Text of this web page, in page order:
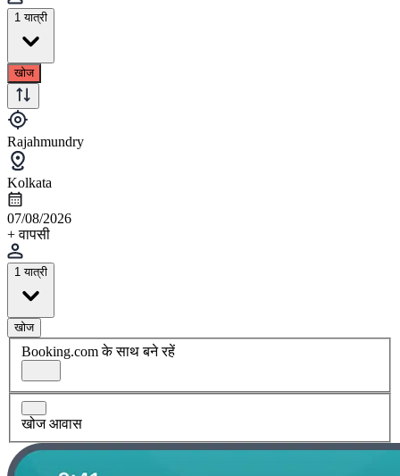
1 यात्री
खोज
Rajahmundry
Kolkata
07/08/2026
+ वापसी
1 यात्री
खोज
Booking.com के साथ बने रहें
खोज आवास